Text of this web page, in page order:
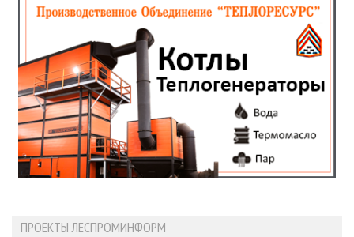
ПРОЕКТЫ ЛЕСПРОМИНФОРМ